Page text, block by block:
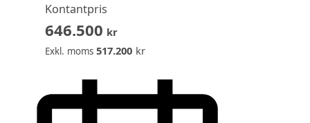
Kontantpris
646.500 kr
Exkl. moms 517.200kr